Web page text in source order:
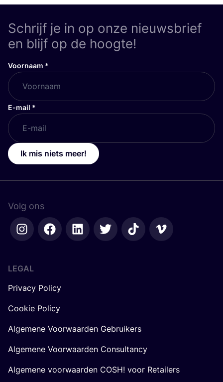
Schrijf je in op onze nieuwsbrief
en blijf op de hoogte!
Voornaam *
E-mail *
Ik mis niets meer!
Volg ons
LEGAL
Privacy Policy
Cookie Policy
Algemene Voorwaarden Gebruikers
Algemene Voorwaarden Consultancy
Algemene voorwaarden COSH! voor Retailers